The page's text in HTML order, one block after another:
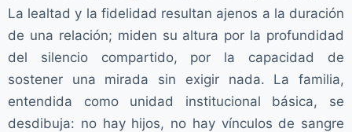
La lealtad y la fidelidad resultan ajenos a la duración
de una relación; miden su altura por la profundidad
del silencio compartido, por la capacidad de
sostener una mirada sin exigir nada. La familia,
entendida como unidad institucional básica, se
desdibuja: no hay hijos, no hay vínculos de sangre